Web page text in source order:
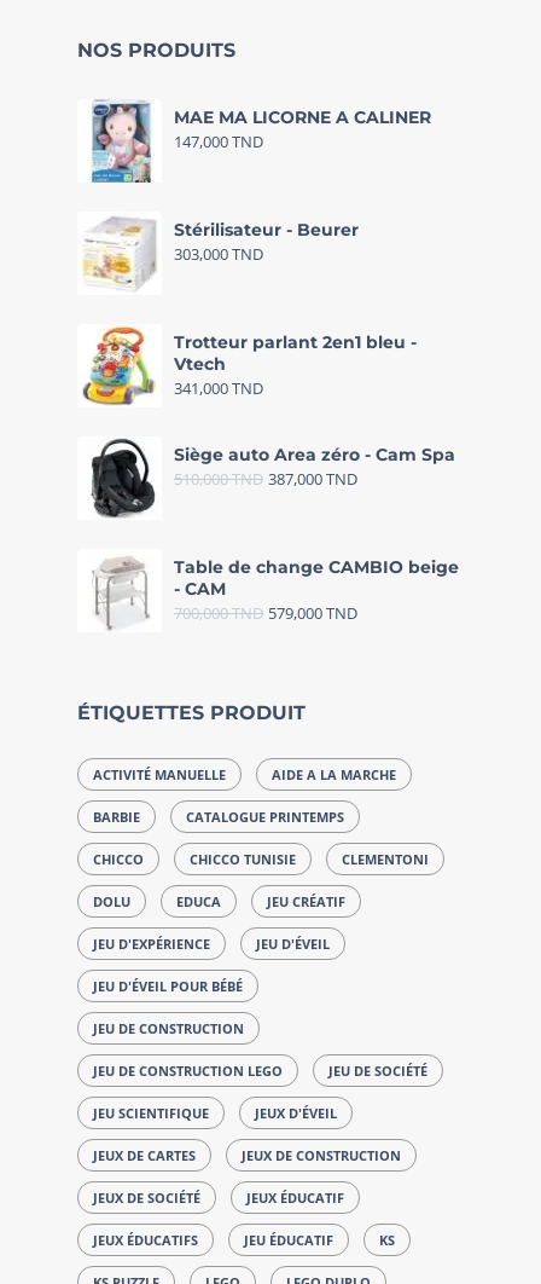
NOS PRODUITS
MAE MA LICORNE A CALINER
147,000TND
Stérilisateur - Beurer
303,000TND
Trotteur parlant 2en1 bleu -
Vtech
341,000TND
Siège auto Area zéro - Cam Spa
510,000TND 387,000TND
Table de change CAMBIO beige
- CAM
700,000TND 579,000TND
ÉTIQUETTES PRODUIT
ACTIVITÉ MANUELLE AIDE A LA MARCHE
BARBIE CATALOGUE PRINTEMPS
CHICCO CHICCO TUNISIE CLEMENTONI
DOLU EDUCA JEU CRÉATIF
JEU D'EXPÉRIENCE JEU D'ÉVEIL
JEU D'ÉVEIL POUR BÉBÉ
JEU DE CONSTRUCTION
JEU DE CONSTRUCTION LEGO JEU DE SOCIÉTÉ
JEU SCIENTIFIQUE JEUX D'ÉVEIL
JEUX DE CARTES JEUX DE CONSTRUCTION
JEUX DE SOCIÉTÉ JEUX ÉDUCATIF
JEUX ÉDUCATIFS JEU ÉDUCATIF KS